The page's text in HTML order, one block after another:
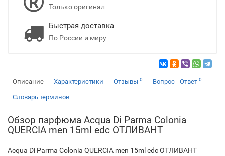
Только оригинал
Быстрая доставка
По России и миру
Описание Характеристики Отзывы 0 Вопрос - Ответ 0
Словарь терминов
Обзор парфюма Acqua Di Parma Colonia
QUERCIA men 15ml edc ОТЛИВАНТ
Acqua Di Parma Colonia QUERCIA men 15ml edc ОТЛИВАНТ